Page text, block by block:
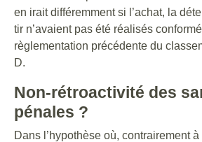
en irait différemment si l’achat, la
tir n’avaient pas été réalisés
règlementation précédente du
D.
Non-rétroactivité des
pénales ?
Dans l’hypothèse où, contrairement